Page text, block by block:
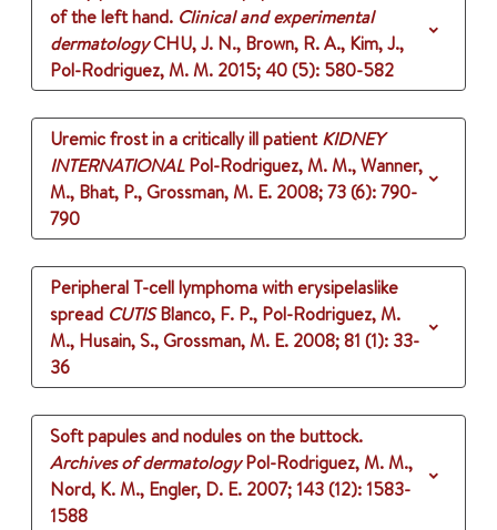
of the left hand. Clinical and experimental
dermatologyCHU, J. N., Brown, R. A., Kim, J.,
Pol-Rodriguez, M. M. 2015;40 (5): 580-582
Uremic frost in a critically ill patient KIDNEY
INTERNATIONAL Pol-Rodriguez, M. M., Wanner,
M., Bhat, P., Grossman, M. E. 2008;73 (6): 790-
790
Peripheral T-cell lymphoma with erysipelaslike
spread CUTIS Blanco, F. P., Pol-Rodriguez, M.
M., Husain, S., Grossman, M. E. 2008;81 (1): 33-
36
Soft papules and nodules on the buttock.
Archives of dermatology Pol-Rodriguez, M. M.,
Nord, K. M., Engler, D. E. 2007; 143 (12): 1583-
1588